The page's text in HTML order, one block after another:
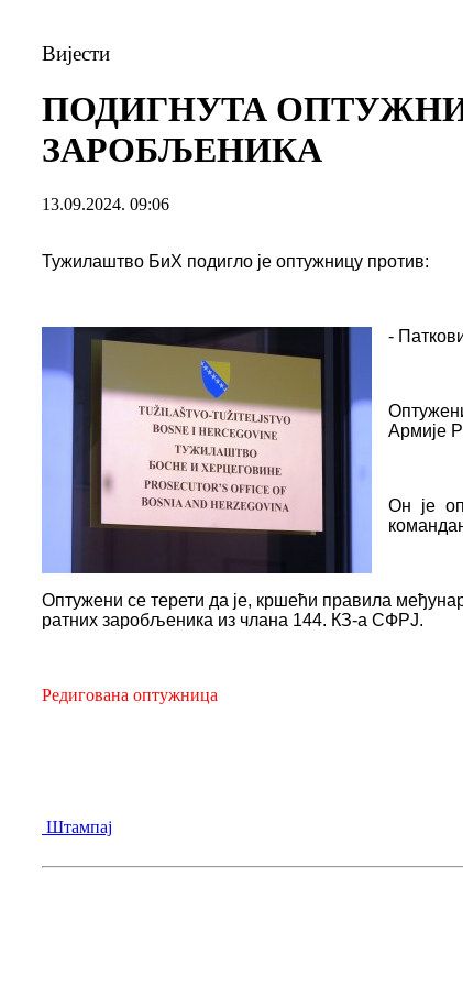
Вијести
ПОДИГНУТА
ЗАРОБЉЕНИКА
13.09.2024. 09:06
Тужилаштво БиХ подигло је оптужницу против:
-
Армије
Он је
Оптужени се терети да је, кршећи правила
ратних заробљеника из члана 144. КЗ-а СФРЈ.
Редигована оптужница
Штампај